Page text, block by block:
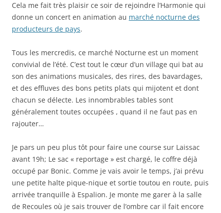
Cela me fait très plaisir ce soir de rejoindre l’Harmonie qui
donne un concert en animation au marché nocturne des
producteurs de pays.
Tous les mercredis, ce marché Nocturne est un moment
convivial de l’été. C’est tout le cœur d’un village qui bat au
son des animations musicales, des rires, des bavardages,
et des effluves des bons petits plats qui mijotent et dont
chacun se délecte. Les innombrables tables sont
généralement toutes occupées , quand il ne faut pas en
rajouter…
Je pars un peu plus tôt pour faire une course sur Laissac
avant 19h; Le sac « reportage » est chargé, le coffre déjà
occupé par Bonic. Comme je vais avoir le temps, j’ai prévu
une petite halte pique-nique et sortie toutou en route, puis
arrivée tranquille à Espalion. Je monte me garer à la salle
de Recoules où je sais trouver de l’ombre car il fait encore